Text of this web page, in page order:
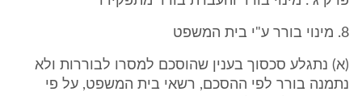
8. מינוי בורר ע"י בית המשפט
(א) נתגלע סכסוך בענין שהוסכם למסרו לבוררות ולא
נתמנה בורר לפי ההסכם, רשאי בית המשפט, על פי